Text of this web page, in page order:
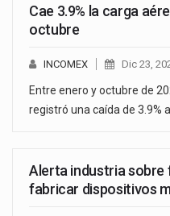
Cae 3.9% la carga
octubre
INCOMEX Dic 23,
Entre enero y octubre de
registró una caída de 3.9%
Alerta industria sobre
fabricar dispositivos